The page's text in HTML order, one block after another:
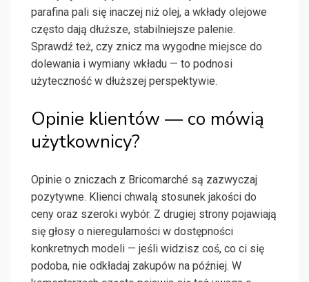
parafina pali się inaczej niż olej, a wkłady olejowe
często dają dłuższe, stabilniejsze palenie.
Sprawdź też, czy znicz ma wygodne miejsce do
dolewania i wymiany wkładu — to podnosi
użyteczność w dłuższej perspektywie.
Opinie klientów — co mówią
użytkownicy?
Opinie o zniczach z Bricomarché są zazwyczaj
pozytywne. Klienci chwalą stosunek jakości do
ceny oraz szeroki wybór. Z drugiej strony pojawiają
się głosy o nieregularności w dostępności
konkretnych modeli — jeśli widzisz coś, co ci się
podoba, nie odkładaj zakupów na później. W